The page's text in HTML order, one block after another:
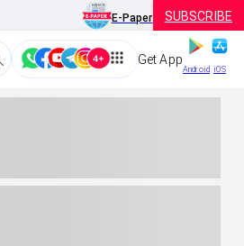
E-Paper SUBSCRIBE
Get App
Android iOS